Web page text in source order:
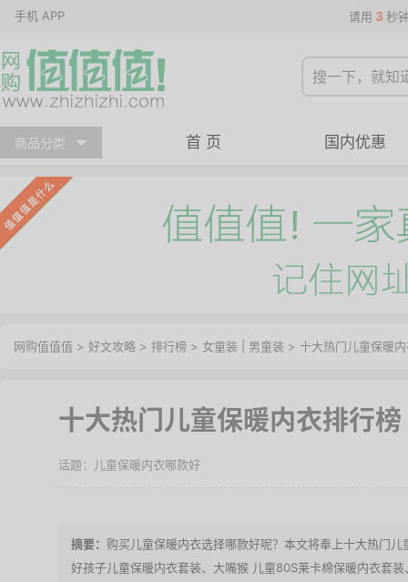
手机 APP 请用 3 秒
商品分类 首 页 国内优惠
网购值值值 > 好文攻略 > 排行榜 > 女童装 男童装 > 十大热门儿童保暖
十大热门儿童保暖内衣排行榜
儿童保暖内衣哪款好
购买儿童保暖内衣选择哪款好呢？本文将奉上十大热门
好孩子儿童保暖内衣套装、大嘴猴 儿童80S莱卡棉保暖内衣套